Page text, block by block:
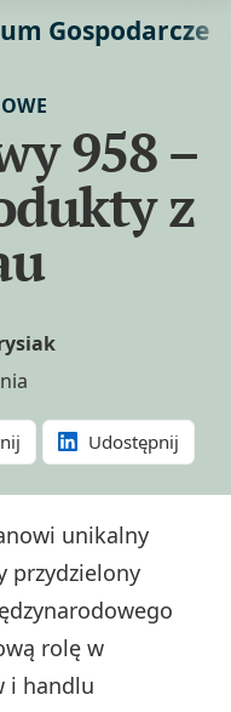
Gospodarcze
958 –
z
Udostępnij
unikalny
przydzielony
rolę w
i handlu